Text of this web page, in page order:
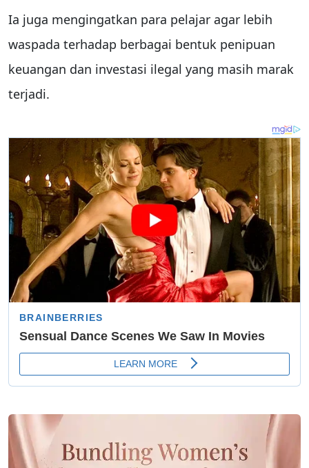
Ia juga mengingatkan para pelajar agar lebih
waspada terhadap berbagai bentuk penipuan
keuangan dan investasi ilegal yang masih marak
terjadi.